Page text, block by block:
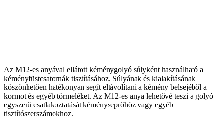
Az M12-es anyával ellátott kéménygolyó súlyként használható a
kéményfüstcsatornák tisztításához. Súlyának és kialakításának
köszönhetően hatékonyan segít eltávolítani a kémény belsejéből a
kormot és egyéb törmeléket. Az M12-es anya lehetővé teszi a golyó
egyszerű csatlakoztatását kéményseprőhöz vagy egyéb
tisztítószerszámokhoz.